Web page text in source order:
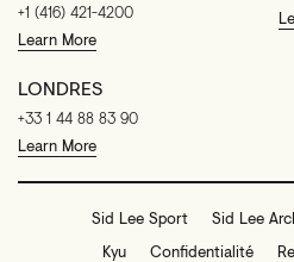
+1 (416) 421-4200
Learn More
LONDRES
+33 1 44 88 83 90
Learn More
Sid Lee Sport Sid Lee
Kyu
Confidentialité